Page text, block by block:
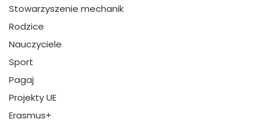
Stowarzyszenie mechanik
Rodzice
Nauczyciele
Sport
Pagaj
Projekty UE
Erasmus+